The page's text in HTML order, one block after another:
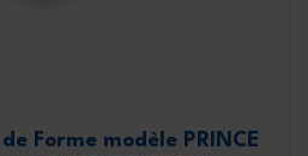
Forme modèle PRINCE